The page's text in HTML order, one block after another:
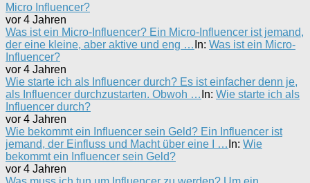
Micro Influencer?
vor 4 Jahren
Was ist ein Micro-Influencer? Ein Micro-Influencer ist jemand,
der eine kleine, aber aktive und eng … In: Was ist ein Micro-
Influencer?
vor 4 Jahren
Wie starte ich als Influencer durch? Es ist einfacher denn je,
als Influencer durchzustarten. Obwoh … In: Wie starte ich als
Influencer durch?
vor 4 Jahren
Wie bekommt ein Influencer sein Geld? Ein Influencer ist
jemand, der Einfluss und Macht über eine I … In: Wie
bekommt ein Influencer sein Geld?
vor 4 Jahren